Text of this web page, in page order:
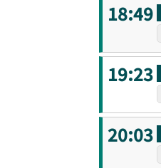
18:49
19:23
20:03